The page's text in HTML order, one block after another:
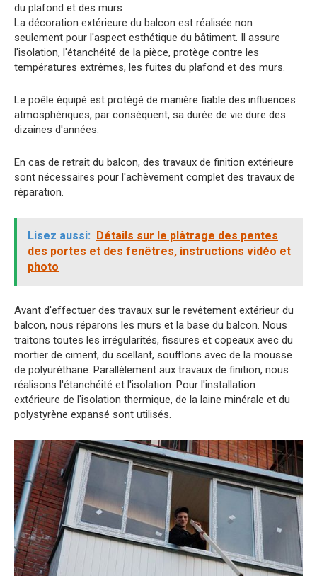
du plafond et des murs
La décoration extérieure du balcon est réalisée non
seulement pour l'aspect esthétique du bâtiment. Il assure
l'isolation, l'étanchéité de la pièce, protège contre les
températures extrêmes, les fuites du plafond et des murs.
Le poêle équipé est protégé de manière fiable des influences
atmosphériques, par conséquent, sa durée de vie dure des
dizaines d'années.
En cas de retrait du balcon, des travaux de finition extérieure
sont nécessaires pour l'achèvement complet des travaux de
réparation.
Lisez aussi: Détails sur le plâtrage des pentes
des portes et des fenêtres, instructions vidéo et
photo
Avant d'effectuer des travaux sur le revêtement extérieur du
balcon, nous réparons les murs et la base du balcon. Nous
traitons toutes les irrégularités, fissures et copeaux avec du
mortier de ciment, du scellant, soufflons avec de la mousse
de polyuréthane. Parallèlement aux travaux de finition, nous
réalisons l'étanchéité et l'isolation. Pour l'installation
extérieure de l'isolation thermique, de la laine minérale et du
polystyrène expansé sont utilisés.